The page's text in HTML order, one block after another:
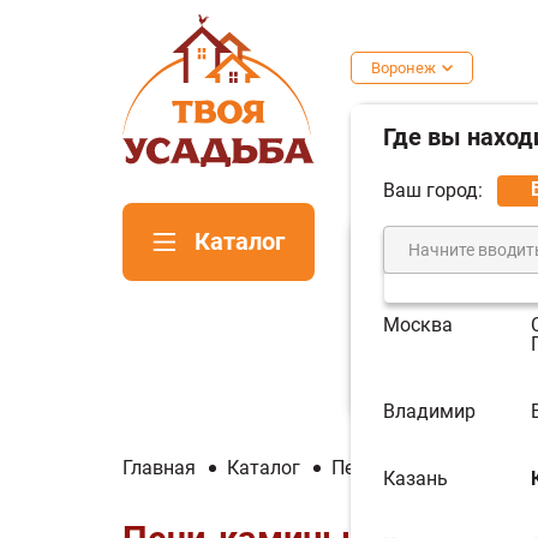
Каталог
Воронеж
Где вы
Ваш город:
Москва
Владимир
Казань
Главная Каталог Печи и котлы